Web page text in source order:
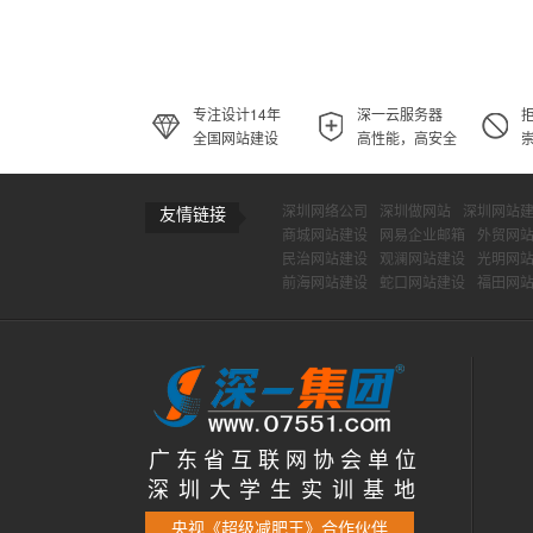
专注设计14年
全国网站建设
深一云服务器
高性能，高安全
友情链接 深圳网络公司 深圳做网站
深圳网站
商城网站建设
网易企业邮箱
外贸网
民治网站建设
观澜网站建设
光明网
前海网站建设
蛇口网站建设 福田网
广 东 省 互 联 网 协 会 单 位
深 圳 大 学 生 实 训 基 地
央视《超级减肥王》合作伙伴